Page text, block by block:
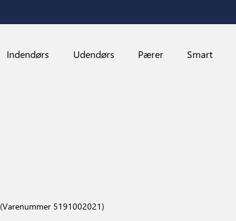
Indendørs Udendørs Pærer Smart
(Varenummer 5191002021)